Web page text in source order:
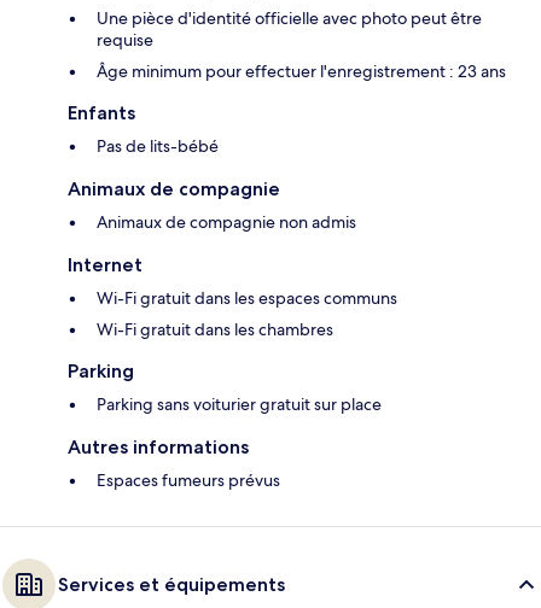
Une pièce d'identité officielle avec photo peut être
requise
Âge minimum pour effectuer l'enregistrement : 23 ans
Enfants
Pas de lits-bébé
Animaux de compagnie
Animaux de compagnie non admis
Internet
Wi-Fi gratuit dans les espaces communs
Wi-Fi gratuit dans les chambres
Parking
Parking sans voiturier gratuit sur place
Autres informations
Espaces fumeurs prévus
Services et équipements